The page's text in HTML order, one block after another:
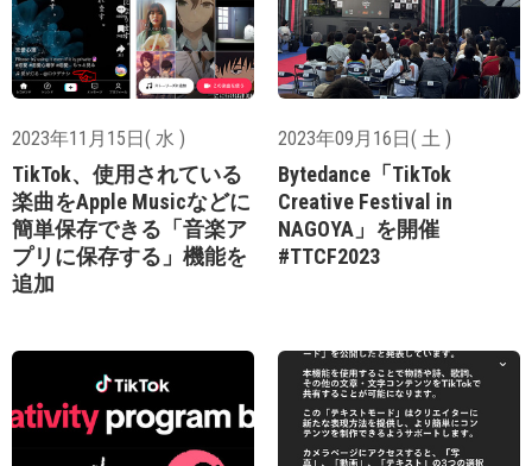
2023年11月15日( 水 )
TikTok、使用されている
楽曲をApple Musicなどに
簡単保存できる「音楽ア
プリに保存する」機能を
追加
2023年09月16日( 土 )
Bytedance「TikTok
Creative Festival in
NAGOYA」を開催
#TTCF2023